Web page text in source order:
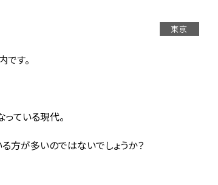
東京
す。
ている現代。
方が多いのではないでしょうか？